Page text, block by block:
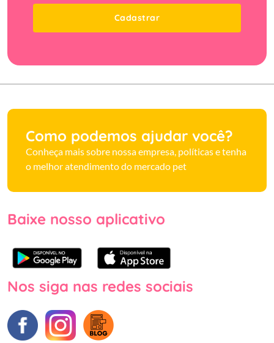
Cadastrar
Como podemos ajudar você?
Conheça mais sobre nossa empresa, políticas e tenha
o melhor atendimento do mercado pet
Baixe nosso aplicativo
Nos siga nas redes sociais